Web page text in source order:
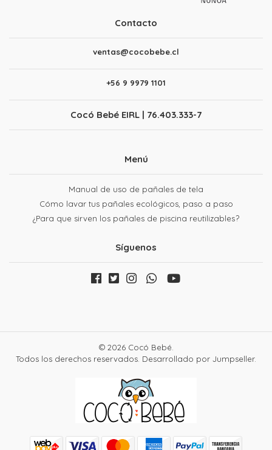
Contacto
ventas@cocobebe.cl
+56 9 9979 1101
Cocó Bebé EIRL | 76.403.333-7
Menú
Manual de uso de pañales de tela
Cómo lavar tus pañales ecológicos, paso a paso
¿Para que sirven los pañales de piscina reutilizables?
Síguenos
© 2026 Cocó Bebé.
Todos los derechos reservados. Desarrollado por Jumpseller.